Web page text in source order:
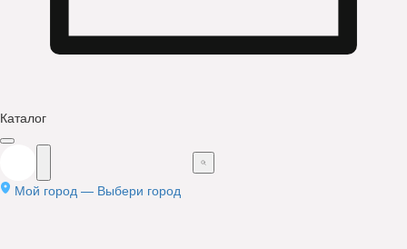
Каталог
Мой город — Выбери город